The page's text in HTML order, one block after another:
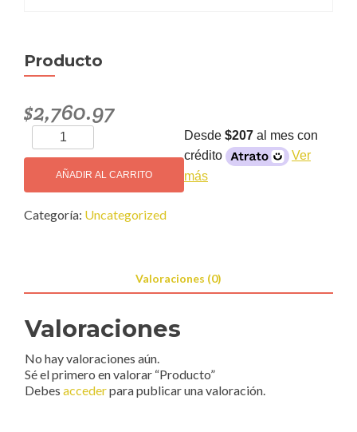
Producto
$2,760.97
Producto
cantidad
AÑADIR AL CARRITO
Desde $207 al mes con
crédito
Ver
más
Categoría: Uncategorized
Valoraciones (0)
Valoraciones
No hay valoraciones aún.
Sé el primero en valorar “Producto”
Debes accederpara publicar una valoración.